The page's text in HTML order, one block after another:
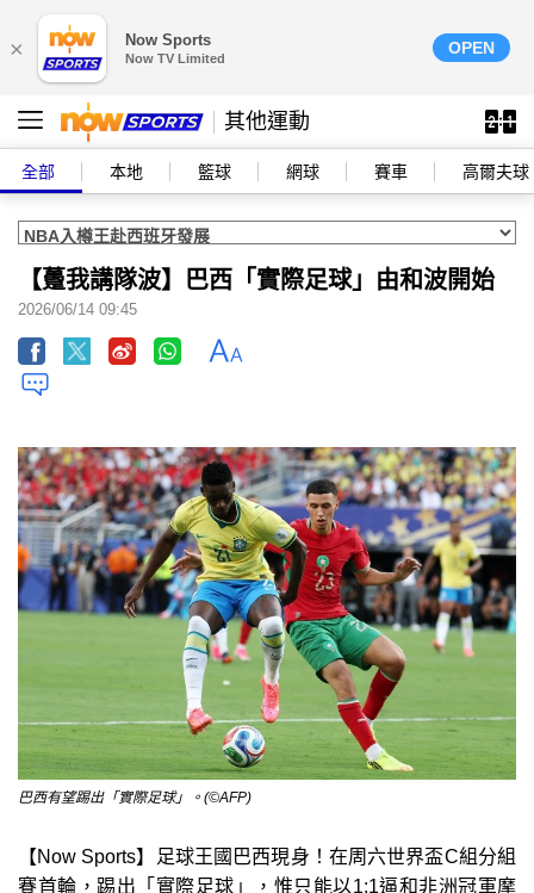
× Now Sports
Now TV Limited
OPEN
其他運動
全部 本地 籃球 網球 賽車 高爾夫球
【躉我講隊波】巴西「實際足球」由和波開始
2026/06/14 09:45
巴西有望踢出「實際足球」。(©AFP)
【Now Sports】足球王國巴西現身！在周六世界盃C組分組
賽首輪，踢出「實際足球」，惟只能以1:1逼和非洲冠軍摩